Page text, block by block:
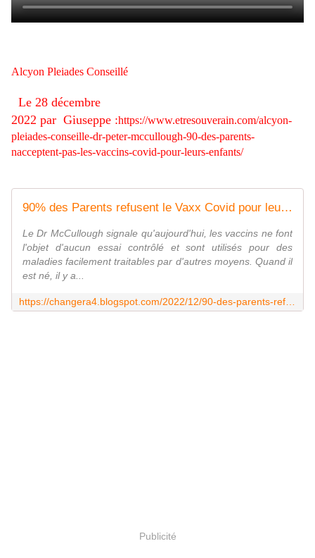
Alcyon Pleiades Conseillé
Le 28 décembre
2022 par Giuseppe :https://www.etresouverain.com/alcyon-
pleiades-conseille-dr-peter-mccullough-90-des-parents-
nacceptent-pas-les-vaccins-covid-pour-leurs-enfants/
90% des Parents refusent le Vaxx Covid pour leurs Enfants !
Le Dr McCullough signale qu'aujourd'hui, les vaccins ne font
l'objet d'aucun essai contrôlé et sont utilisés pour des
maladies facilement traitables par d'autres moyens. Quand il
est né, il y a...
Publicité